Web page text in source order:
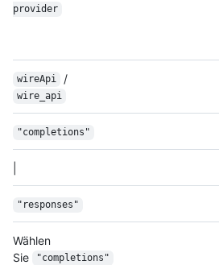
provider
wireApi /
wire_api
"completions"
"responses"
Wählen
Sie
"completions"